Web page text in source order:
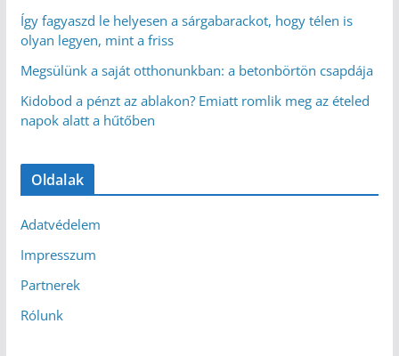
Így fagyaszd le helyesen a sárgabarackot, hogy télen is
olyan legyen, mint a friss
Megsülünk a saját otthonunkban: a betonbörtön csapdája
Kidobod a pénzt az ablakon? Emiatt romlik meg az ételed
napok alatt a hűtőben
Oldalak
Adatvédelem
Impresszum
Partnerek
Rólunk